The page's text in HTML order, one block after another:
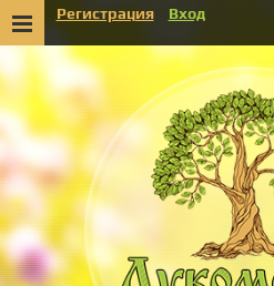
Регистрация Вход